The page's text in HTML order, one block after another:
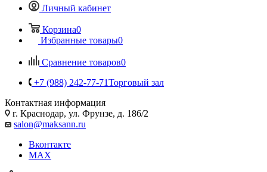
Личный кабинет
Корзина0
Избранные товары0
Сравнение товаров0
+7 (988) 242-77-71Торговый зал
Контактная информация
г. Краснодар, ул. Фрунзе, д. 186/2
salon@maksann.ru
Вконтакте
MAX